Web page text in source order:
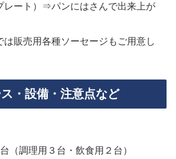
レート）⇒パンにはさんで出来上が
は販売用各種ソーセージもご用意し
・設備・注意点など
（調理用３台・飲食用２台）